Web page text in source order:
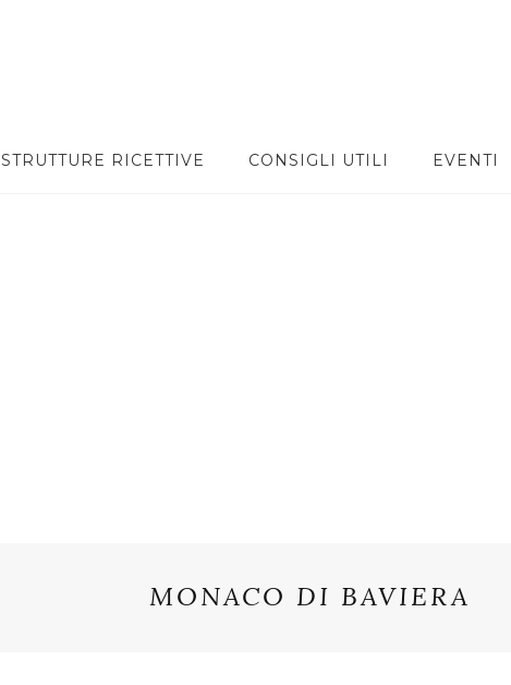
STRUTTURE RICETTIVE CONSIGLI UTILI EVENTI
MONACO DI BAVIERA